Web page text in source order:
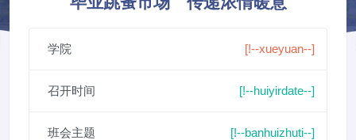
学院 [!--xueyuan--]
召开时间 [!--huiyirdate--]
班会主题 [!--banhuizhuti--]